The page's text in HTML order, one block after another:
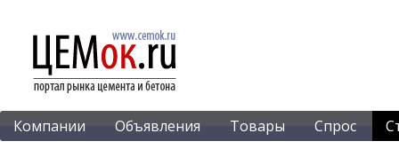
Компании Объявления Товары Спрос